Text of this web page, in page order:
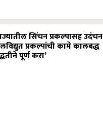
सिंचन प्रकल्पासह उदंचन
प्रकल्पांची कामे कालबद्ध
पूर्ण करा’